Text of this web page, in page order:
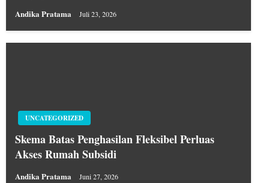
Andika Pratama Juli 23, 2026
UNCATEGORIZED
Skema Batas Penghasilan Fleksibel Perluas
Akses Rumah Subsidi
Andika Pratama Juni 27, 2026